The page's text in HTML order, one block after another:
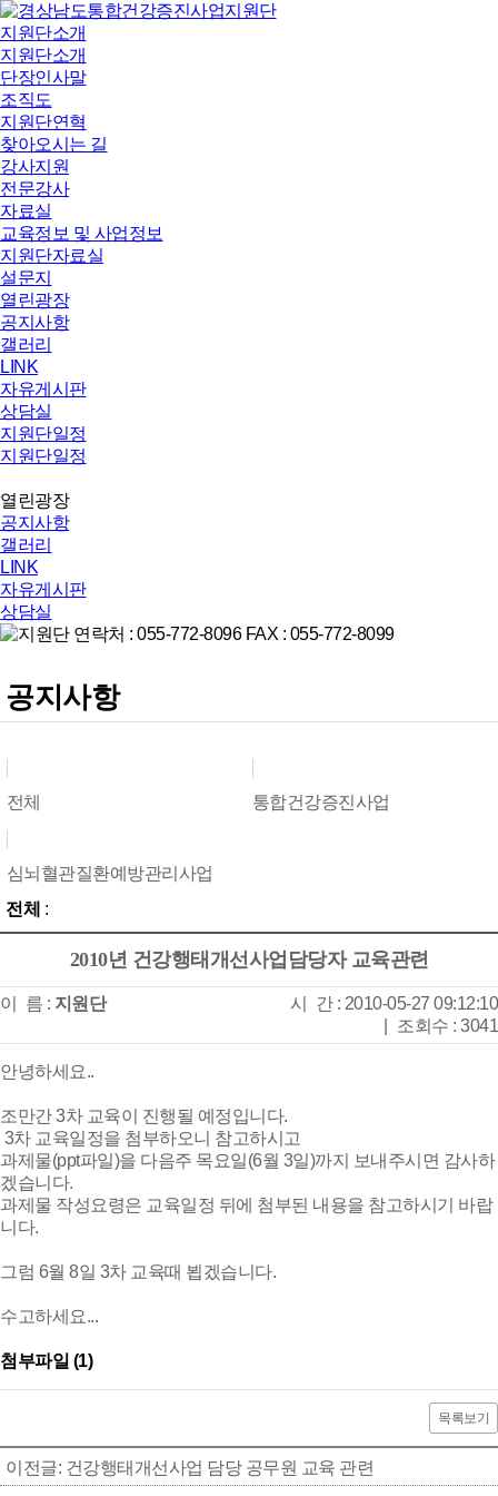
지원단소개
지원단소개
단장인사말
조직도
지원단연혁
찾아오시는 길
강사지원
전문강사
자료실
교육정보 및 사업정보
지원단자료실
설문지
열린광장
공지사항
갤러리
LINK
자유게시판
상담실
지원단일정
지원단일정
열린광장
공지사항
갤러리
LINK
자유게시판
상담실
공지사항
전체 통합건강증진사업
심뇌혈관질환예방관리사업
전체 :
2010년 건강행태개선사업담당자 교육관련
이 름 : 지원단
시 간 : 2010-05-27 09:12:10
조회수 : 3041
안녕하세요..
조만간 3차 교육이 진행될 예정입니다.
3차 교육일정을 첨부하오니 참고하시고
과제물(ppt파일)을 다음주 목요일(6월 3일)까지 보내주시면 감사하
겠습니다.
과제물 작성요령은 교육일정 뒤에 첨부된 내용을 참고하시기 바랍
니다.
그럼 6월 8일 3차 교육때 뵙겠습니다.
수고하세요...
첨부파일 (1)
목록보기
이전글: 건강행태개선사업 담당 공무원 교육 관련